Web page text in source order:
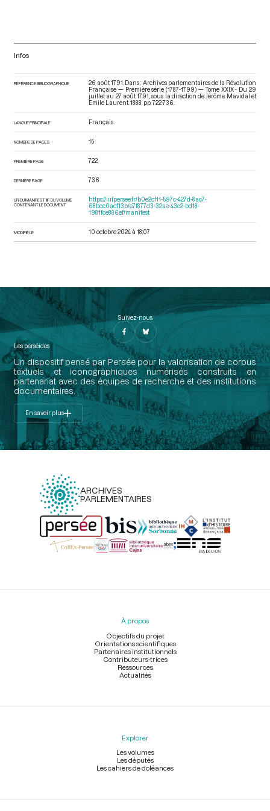
Infos
RÉFÉRENCE BIBLIOGRAPHIQUE
26 août 1791. Dans : Archives parlementaires de la Révolution
Française — Première série (1787-1799) — Tome XXIX - Du 29
juillet au 27 août 1791. , sous la direction de Jérôme Mavidal et
Emile Laurent. 1888. pp. 722-736.
LANGUE PRINCIPALE Français
NOMBRE DE PAGES 15
PREMIÈRE PAGE 722
DERNIÈRE PAGE 736
URI DU MANIFEST IIIF DU VOLUME
CONTENANT LE DOCUMENT
https://iiif.persee.fr/b0e2cf11-597c-427d-8ac7-
68bcc0acf13b/e7f877d3-32ae-43c2-bd18-
1981fce886ef/manifest
MODIFIÉ LE 10 octobre 2024 à 18:07
Suivez-nous
Les perséides
Un dispositif pensé par Persée pour la valorisation de corpus
textuels et iconographiques numérisés construits en
partenariat avec des équipes de recherche et des institutions
documentaires.
En savoir plus
ARCHIVES
PARLEMENTAIRES
Menu
À propos
Objectifs du projet
Orientations scientifiques
Partenaires institutionnels
Contributeurs-trices
Ressources
Actualités
Explorer
Les volumes
Les députés
Les cahiers de doléances